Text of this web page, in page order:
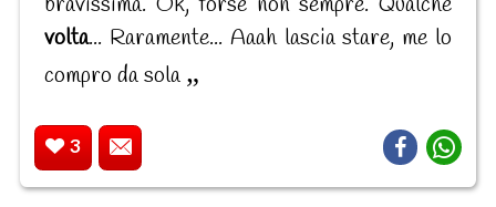
volta... Raramente... Aaah lascia stare, me lo
compro da sola
3